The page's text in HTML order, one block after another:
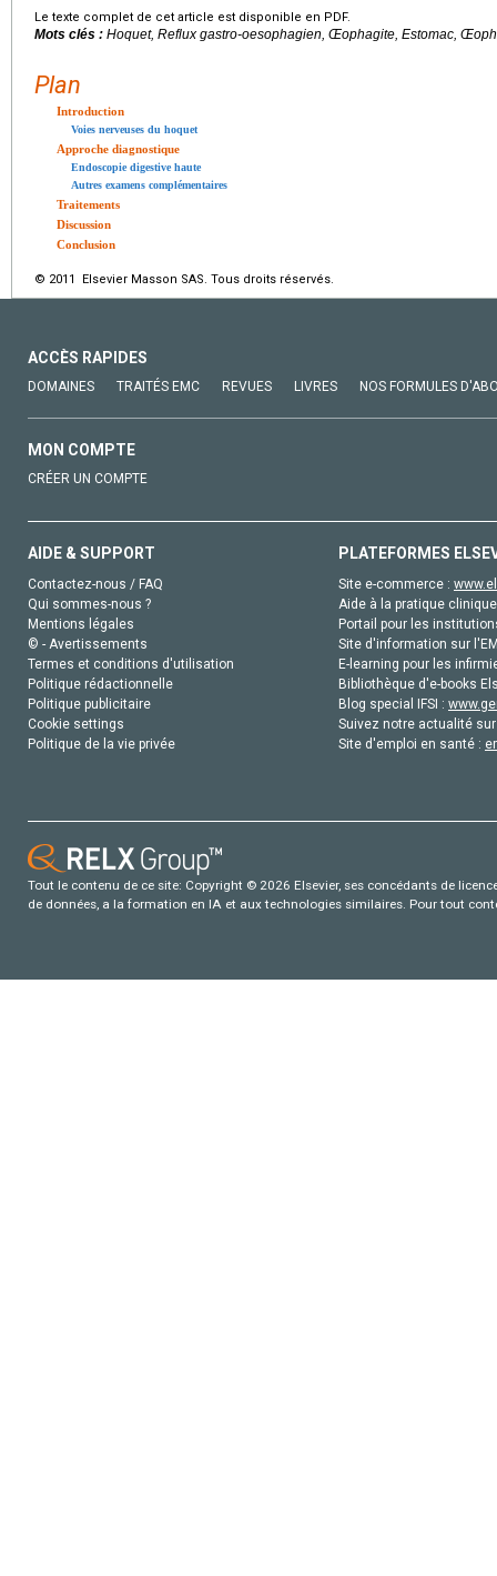
Le texte complet de cet article est disponible en PDF.
Mots clés : Hoquet, Reflux gastro-oesophagien, Œophagite, Estomac,
Plan
Introduction
Voies nerveuses du hoquet
Approche diagnostique
Endoscopie digestive haute
Autres examens complémentaires
Traitements
Discussion
Conclusion
© 2011 Elsevier Masson SAS. Tous droits réservés.
ACCÈS RAPIDES
DOMAINES TRAITÉS EMC REVUES LIVRES NOS FORMULES
MON COMPTE
CRÉER UN COMPTE
AIDE & SUPPORT
Contactez-nous / FAQ
Qui sommes-nous ?
Mentions légales
© - Avertissements
Termes et conditions d'utilisation
Politique rédactionnelle
Politique publicitaire
Cookie settings
Politique de la vie privée
PLATEFORMES
Site e-commerce :
Aide à la pratique
Portail pour les
Site d'information sur
E-learning pour les
Bibliothèque d'e-books
Blog special IFSI :
Suivez notre actualité
Site d'emploi en santé :
Tout le contenu de ce site: Copyright © 2026 Elsevier, ses concédants de
de données, a la formation en IA et aux technologies similaires. Pour tout